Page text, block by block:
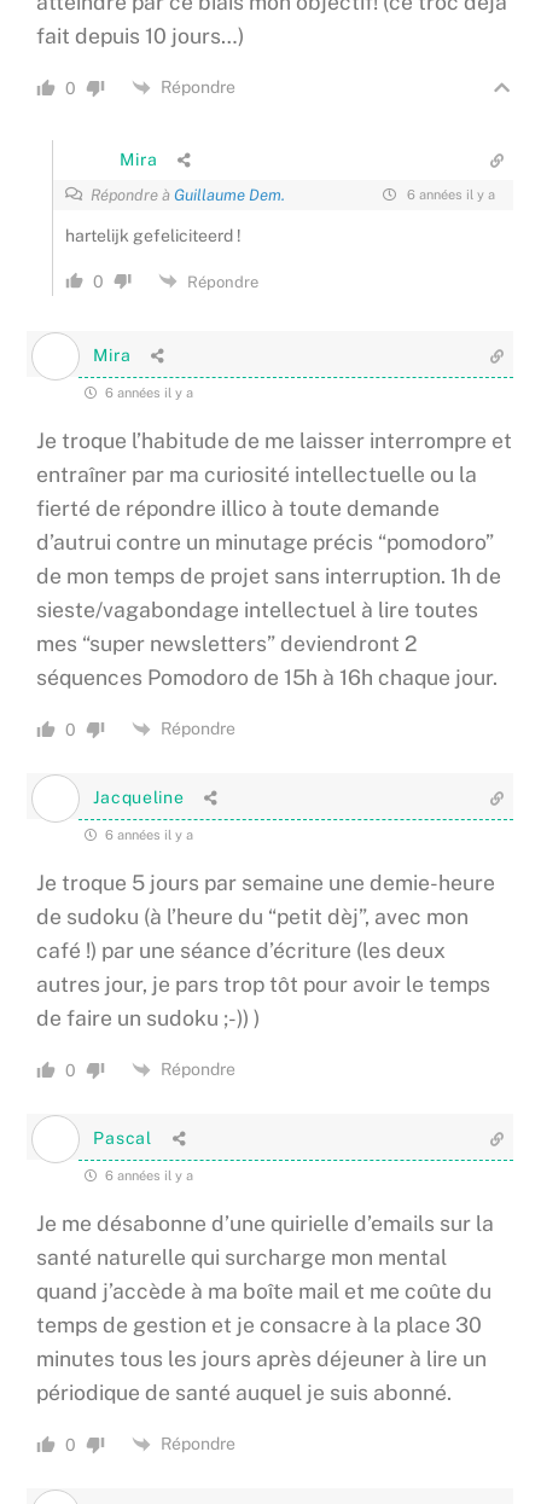
fait depuis 10 jours…)
0 Répondre
Mira
Répondre àGuillaume Dem. 6 années il y a
hartelijk gefeliciteerd !
0 Répondre
Mira
6 années il y a
Je troque l’habitude de me laisser interrompre et
entraîner par ma curiosité intellectuelle ou la
fierté de répondre illico à toute demande
d’autrui contre un minutage précis “pomodoro”
de mon temps de projet sans interruption. 1h de
sieste/vagabondage intellectuel à lire toutes
mes “super newsletters” deviendront 2
séquences Pomodoro de 15h à 16h chaque jour.
0 Répondre
Jacqueline
6 années il y a
Je troque 5 jours par semaine une demie-heure
de sudoku (à l’heure du “petit dèj”, avec mon
café !) par une séance d’écriture (les deux
autres jour, je pars trop tôt pour avoir le temps
de faire un sudoku ;-)) )
0 Répondre
Pascal
6 années il y a
Je me désabonne d’une quirielle d’emails sur la
santé naturelle qui surcharge mon mental
quand j’accède à ma boîte mail et me coûte du
temps de gestion et je consacre à la place 30
minutes tous les jours après déjeuner à lire un
périodique de santé auquel je suis abonné.
0 Répondre